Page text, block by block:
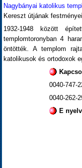
Nagybányai katolikus
Kereszt útjának
1932-1948 között
templomtoronyban 4
öntötték. A templom
katolikusok és ortodoxok
0040-747-
0040-262-
E